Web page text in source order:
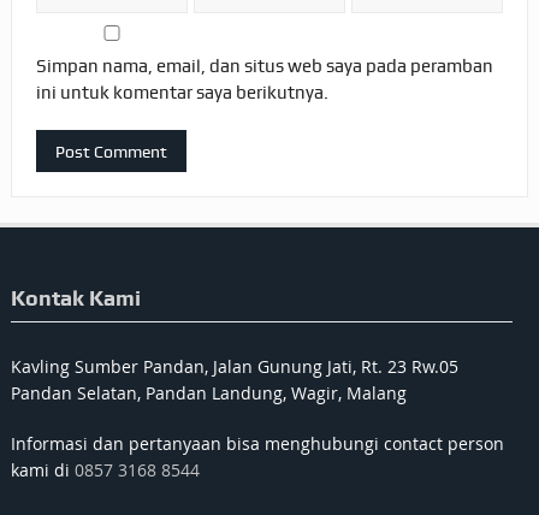
Simpan nama, email, dan situs web saya pada peramban
ini untuk komentar saya berikutnya.
Kontak Kami
Kavling Sumber Pandan, Jalan Gunung Jati, Rt. 23 Rw.05
Pandan Selatan, Pandan Landung, Wagir, Malang
Informasi dan pertanyaan bisa menghubungi contact person
kami di 0857 3168 8544